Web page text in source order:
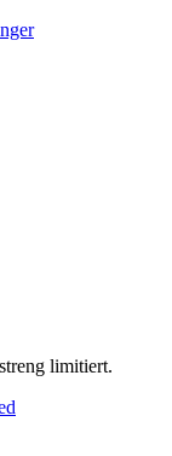
limitiert.